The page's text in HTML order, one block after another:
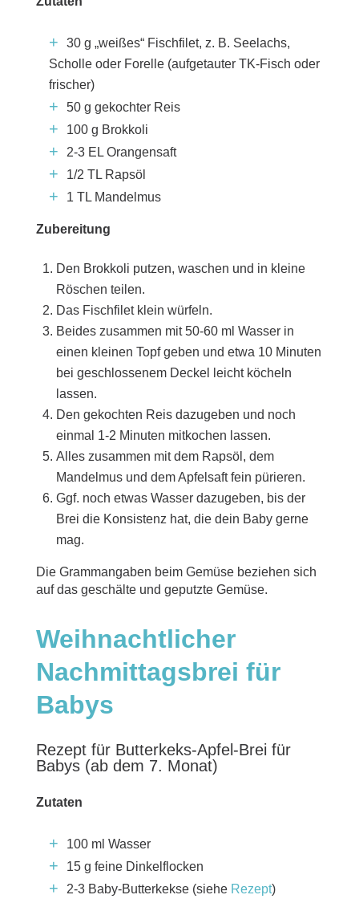
30 g „weißes“ Fischfilet, z. B. Seelachs,
Scholle oder Forelle (aufgetauter TK-Fisch oder
frischer)
50 g gekochter Reis
100 g Brokkoli
2-3 EL Orangensaft
1/2 TL Rapsöl
1 TL Mandelmus
Zubereitung
Den Brokkoli putzen, waschen und in kleine
Röschen teilen.
Das Fischfilet klein würfeln.
Beides zusammen mit 50-60 ml Wasser in
einen kleinen Topf geben und etwa 10 Minuten
bei geschlossenem Deckel leicht köcheln
lassen.
Den gekochten Reis dazugeben und noch
einmal 1-2 Minuten mitkochen lassen.
Alles zusammen mit dem Rapsöl, dem
Mandelmus und dem Apfelsaft fein pürieren.
Ggf. noch etwas Wasser dazugeben, bis der
Brei die Konsistenz hat, die dein Baby gerne
mag.
Die Grammangaben beim Gemüse beziehen sich
auf das geschälte und geputzte Gemüse.
Weihnachtlicher
Nachmittagsbrei für
Babys
Rezept für Butterkeks-Apfel-Brei für
Babys (ab dem 7. Monat)
Zutaten
100 ml Wasser
15 g feine Dinkelflocken
2-3 Baby-Butterkekse (siehe Rezept)